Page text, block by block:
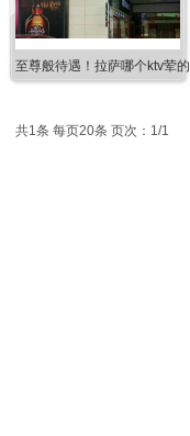
至尊般待遇！拉萨哪个ktv荤
共1条 每页20条 页次：1/1